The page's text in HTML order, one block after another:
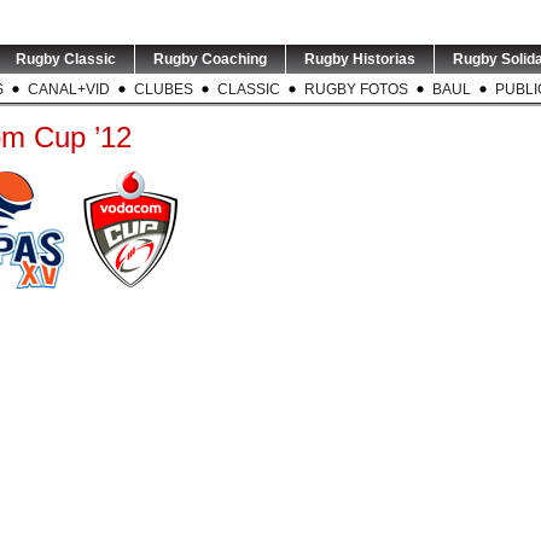
Rugby Classic Rugby Coaching Rugby Historias Rugby
CANAL+VID CLUBES CLASSIC RUGBY FOTOS BAUL
Cup ’12
v RSA |
de